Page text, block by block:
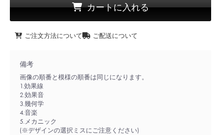
カートに入れる
ご注文方法について ご配送について
備考
画像の順番と模様の順番は同じになります。
1.効果線
2.効果音
3.幾何学
4.音楽
5.メカニック
(※デザインの選択ミスにご注意ください)